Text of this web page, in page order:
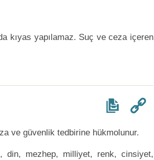
kıyas yapılamaz. Suç ve ceza içeren
ve güvenlik tedbirine hükmolunur.
din, mezhep, milliyet, renk, cinsiyet,